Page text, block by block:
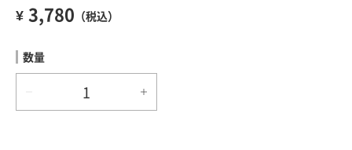
3,780 （税込）
数量